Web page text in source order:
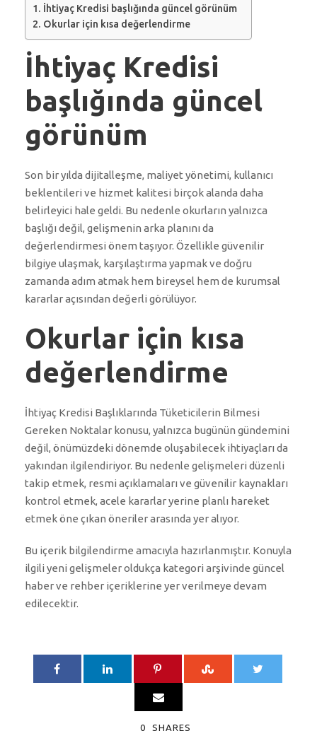
İhtiyaç Kredisi başlığında güncel görünüm
Okurlar için kısa değerlendirme
İhtiyaç Kredisi
başlığında güncel
görünüm
Son bir yılda dijitalleşme, maliyet yönetimi, kullanıcı
beklentileri ve hizmet kalitesi birçok alanda daha
belirleyici hale geldi. Bu nedenle okurların yalnızca
başlığı değil, gelişmenin arka planını da
değerlendirmesi önem taşıyor. Özellikle güvenilir
bilgiye ulaşmak, karşılaştırma yapmak ve doğru
zamanda adım atmak hem bireysel hem de kurumsal
kararlar açısından değerli görülüyor.
Okurlar için kısa
değerlendirme
İhtiyaç Kredisi Başlıklarında Tüketicilerin Bilmesi
Gereken Noktalar konusu, yalnızca bugünün gündemini
değil, önümüzdeki dönemde oluşabilecek ihtiyaçları da
yakından ilgilendiriyor. Bu nedenle gelişmeleri düzenli
takip etmek, resmi açıklamaları ve güvenilir kaynakları
kontrol etmek, acele kararlar yerine planlı hareket
etmek öne çıkan öneriler arasında yer alıyor.
Bu içerik bilgilendirme amacıyla hazırlanmıştır. Konuyla
ilgili yeni gelişmeler oldukça kategori arşivinde güncel
haber ve rehber içeriklerine yer verilmeye devam
edilecektir.
0 SHARES